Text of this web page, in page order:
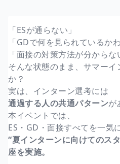
「ESが通らない」
「GDで何を見られているか
「面接の対策方法が分からな
そんな状態のまま、サマー
か？
実は、インターン選考には
通過する人の共通パターンが
本イベントでは、
ES・GD・面接すべてを一気
“夏インターンに向けてのス
座を実施。